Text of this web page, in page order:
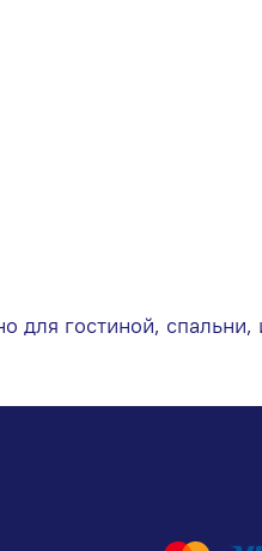
для гостиной, спальни,